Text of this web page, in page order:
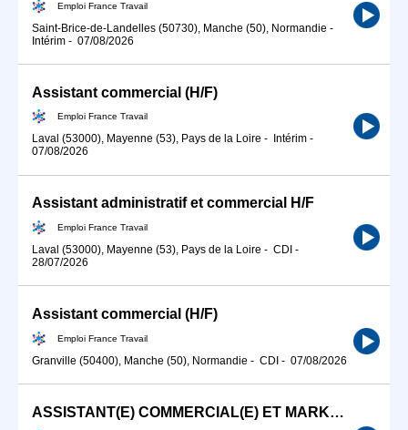
Emploi France Travail
Saint-Brice-de-Landelles (50730), Manche (50), Normandie -
Intérim - 07/08/2026
Assistant commercial (H/F)
Emploi France Travail
Laval (53000), Mayenne (53), Pays de la Loire - Intérim -
07/08/2026
Assistant administratif et commercial H/F
Emploi France Travail
Laval (53000), Mayenne (53), Pays de la Loire - CDI -
28/07/2026
Assistant commercial (H/F)
Emploi France Travail
Granville (50400), Manche (50), Normandie - CDI - 07/08/2026
ASSISTANT(E) COMMERCIAL(E) ET MARKETING (H/F)